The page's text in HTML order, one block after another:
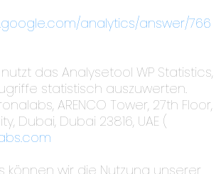
analytics/answer/766
das Analysetool WP Statistics,
statistisch auszuwerten.
ARENCO Tower, 27th Floor,
Dubai, Dubai 23816, UAE (
können wir die Nutzung unserer